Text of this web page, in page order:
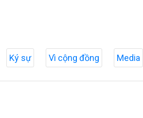
Ký sự Vì cộng đồng Media